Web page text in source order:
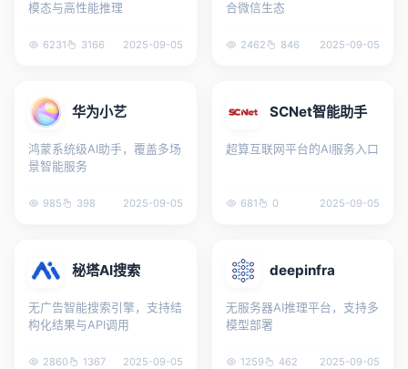
模态与高性能推理
6231 3166 2025-09-05
合微信生态
2462 846 2025-09-05
华为小艺
鸿蒙系统级AI助手，覆盖多场
景智能服务
985 398 2025-09-05
SCNet智能助手
超算互联网平台的AI服务入口
681 0 2025-09-05
秘塔AI搜索
无广告智能搜索引擎，支持结
构化结果与API调用
2860 1367 2025-09-05
deepinfra
无服务器AI推理平台，支持多
模型部署
1259 462 2025-09-05